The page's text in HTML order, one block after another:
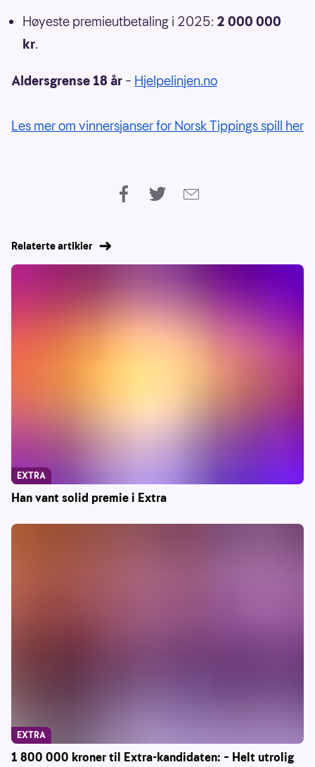
Høyeste premieutbetaling i 2025: 2 000 000
kr.
Aldersgrense 18 år – Hjelpelinjen.no
Les mer om vinnersjanser for Norsk Tippings spill her
Relaterte artikler
Han vant solid premie i Extra
EXTRA
1 800 000 kroner til Extra-kandidaten: – Helt utrolig
EXTRA